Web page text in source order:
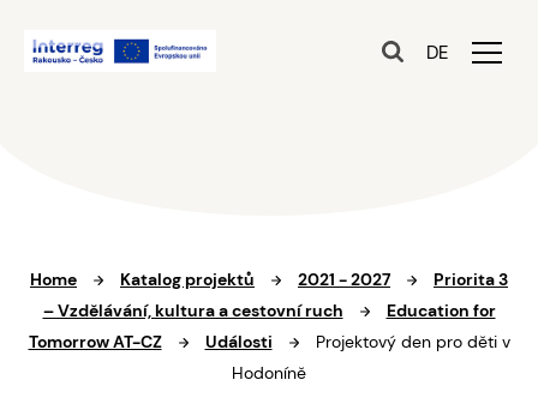
DE
Home Katalog projektů 2021 - 2027
Priorita 3
– Vzdělávání, kultura a cestovní ruch
Education for
Tomorrow AT-CZ
Události
Projektový den pro děti v
Hodoníně